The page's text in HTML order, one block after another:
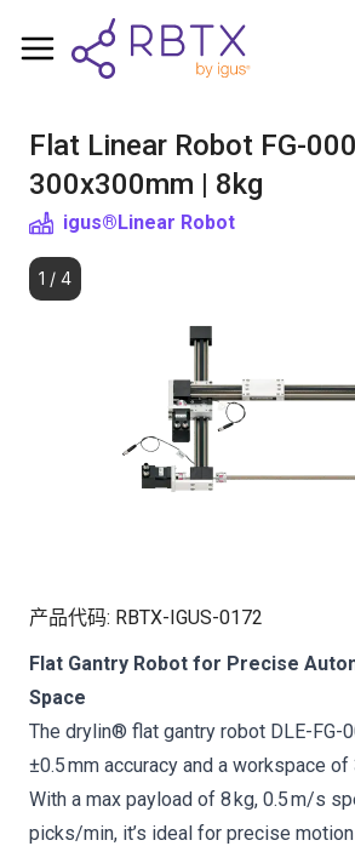
Flat Linear Robot FG-
300x300mm | 8kg
igus®Linear Robot
1 / 4
产品代码: RBTX-IGUS-0172
Flat Gantry Robot for Precise
Space
The drylin® flat gantry robot DLE-FG-
±0.5 mm accuracy and a workspace of
With a max payload of 8 kg, 0.5 m/s
picks/min, it’s ideal for precise
购物车
浏览商店